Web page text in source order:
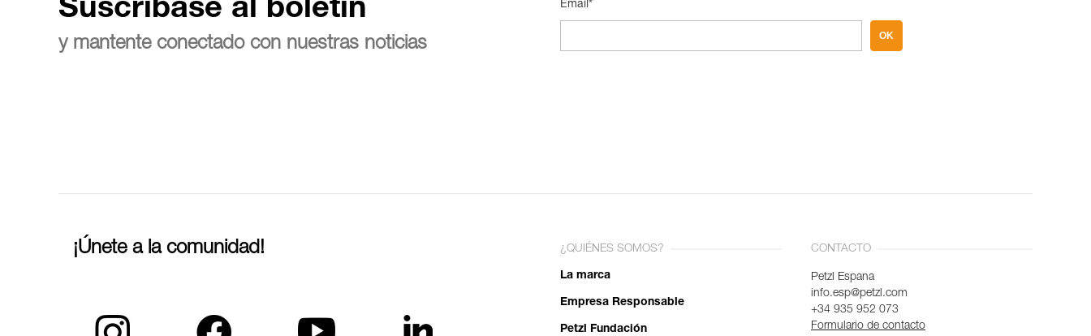
Suscríbase al boletín
y mantente conectado con nuestras noticias
Email*
OK
¡Únete a la comunidad! ¿QUIÉNES SOMOS?
La marca
Empresa Responsable
Petzl Fundación
CONTACTO
Petzl Espana
info.esp@petzl.com
+34 935 952 073
Formulario de contacto